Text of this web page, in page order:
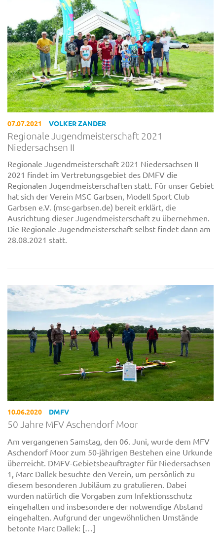
07.07.2021 VOLKER ZANDER
Regionale Jugendmeisterschaft 2021
Niedersachsen II
Regionale Jugendmeisterschaft 2021 Niedersachsen II
2021 findet im Vertretungsgebiet des DMFV die
Regionalen Jugendmeisterschaften statt. Für unser Gebiet
hat sich der Verein MSC Garbsen, Modell Sport Club
Garbsen e.V. (msc-garbsen.de) bereit erklärt, die
Ausrichtung dieser Jugendmeisterschaft zu übernehmen.
Die Regionale Jugendmeisterschaft selbst findet dann am
28.08.2021 statt.
10.06.2020 DMFV
50 Jahre MFV Aschendorf Moor
Am vergangenen Samstag, den 06. Juni, wurde dem MFV
Aschendorf Moor zum 50-jährigen Bestehen eine Urkunde
überreicht. DMFV-Gebietsbeauftragter für Niedersachsen
1, Marc Dallek besuchte den Verein, um persönlich zu
diesem besonderen Jubiläum zu gratulieren. Dabei
wurden natürlich die Vorgaben zum Infektionsschutz
eingehalten und insbesondere der notwendige Abstand
eingehalten. Aufgrund der ungewöhnlichen Umstände
betonte Marc Dallek: […]